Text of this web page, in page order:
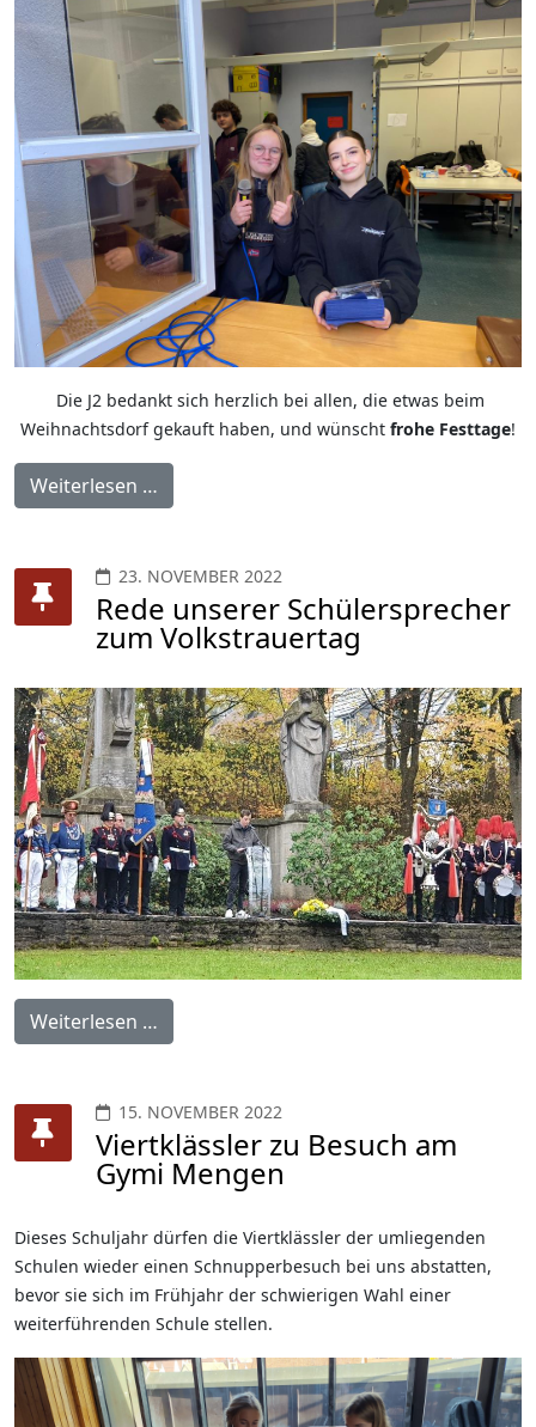
Die J2 bedankt sich herzlich bei allen, die etwas beim
Weihnachtsdorf gekauft haben, und wünscht frohe Festtage!
Weiterlesen …
23. NOVEMBER 2022
Rede unserer Schülersprecher
zum Volkstrauertag
Weiterlesen …
15. NOVEMBER 2022
Viertklässler zu Besuch am
Gymi Mengen
Dieses Schuljahr dürfen die Viertklässler der umliegenden
Schulen wieder einen Schnupperbesuch bei uns abstatten,
bevor sie sich im Frühjahr der schwierigen Wahl einer
weiterführenden Schule stellen.